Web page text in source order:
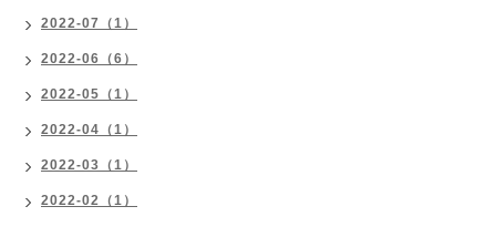
2022-07（1）
2022-06（6）
2022-05（1）
2022-04（1）
2022-03（1）
2022-02（1）